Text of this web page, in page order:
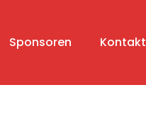
Sponsoren Kontakt